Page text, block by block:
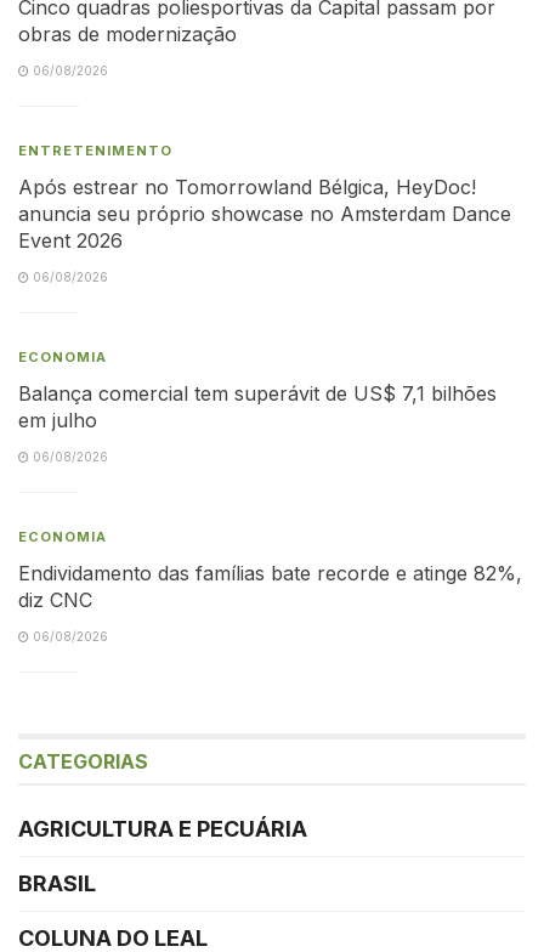
Cinco quadras poliesportivas da Capital passam por
obras de modernização
06/08/2026
ENTRETENIMENTO
Após estrear no Tomorrowland Bélgica, HeyDoc!
anuncia seu próprio showcase no Amsterdam Dance
Event 2026
06/08/2026
ECONOMIA
Balança comercial tem superávit de US$ 7,1 bilhões
em julho
06/08/2026
ECONOMIA
Endividamento das famílias bate recorde e atinge 82%,
diz CNC
06/08/2026
CATEGORIAS
AGRICULTURA E PECUÁRIA
BRASIL
COLUNA DO LEAL